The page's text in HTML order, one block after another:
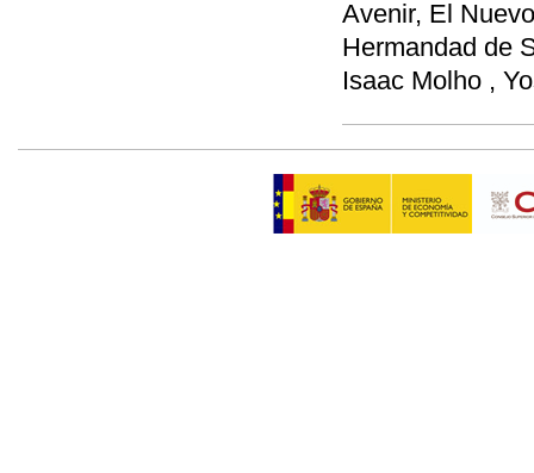
Avenir, El
Hermandad de
Isaac Molho ,